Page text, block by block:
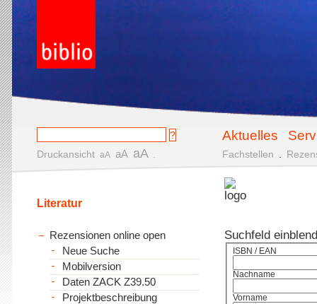
Aktuelles
Druckansicht aA aA aA Fachstellen
Suchfeld
ISBN / EAN
Nachname
Vorname
Literatur
Rezensionen online open
Neue Suche
Mobilversion
Daten ZACK Z39.50
Projektbeschreibung